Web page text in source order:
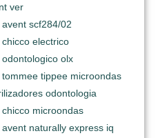
ver
scf284/02
electrico
olx
tippee microondas
odontologia
microondas
naturally express iq